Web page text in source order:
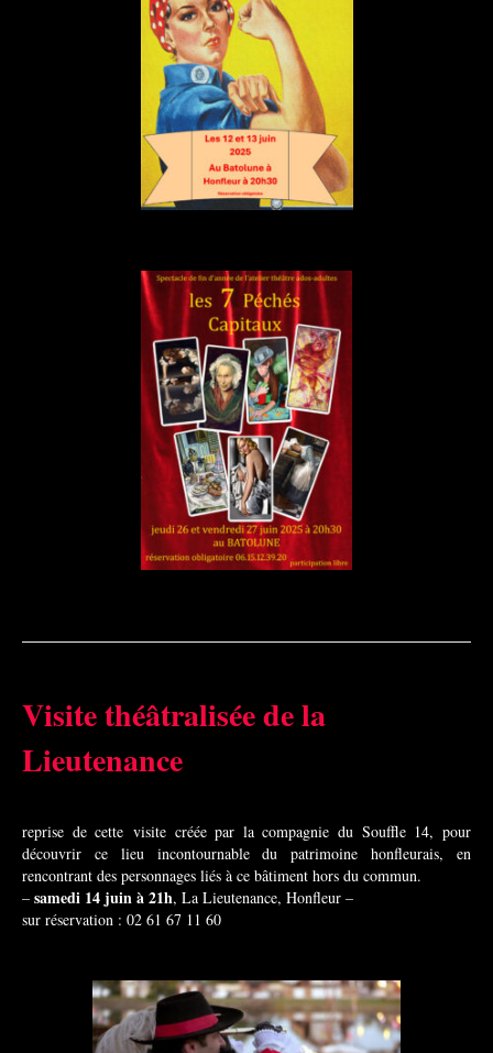
Visite théâtralisée de la
Lieutenance
reprise de cette visite créée par la compagnie du Souffle 14, pour
découvrir ce lieu incontournable du patrimoine honfleurais, en
rencontrant des personnages liés à ce bâtiment hors du commun.
– samedi 14 juin à 21h, La Lieutenance, Honfleur –
sur réservation : 02 61 67 11 60